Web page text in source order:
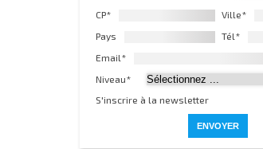
CP*
Ville*
Pays
Tél*
Email*
Niveau*
S'inscrire à la newsletter